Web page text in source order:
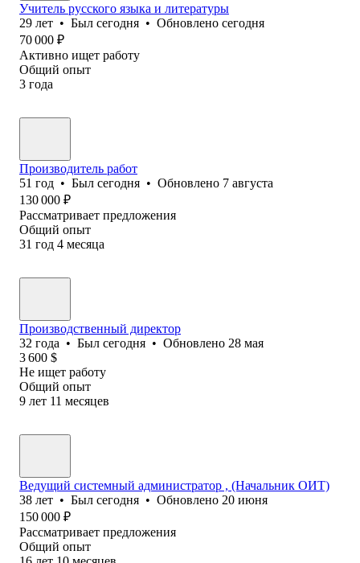
Учитель русского языка и литературы
29 лет • Был сегодня • Обновлено сегодня
70 000 ₽
Активно ищет работу
Общий опыт
3 года
Производитель работ
51 год • Был сегодня • Обновлено 7 августа
130 000 ₽
Рассматривает предложения
Общий опыт
31 год 4 месяца
Производственный директор
32 года • Был сегодня • Обновлено 28 мая
3 600 $
Не ищет работу
Общий опыт
9 лет 11 месяцев
Ведущий системный администратор , (Начальник ОИТ)
38 лет • Был сегодня • Обновлено 20 июня
150 000 ₽
Рассматривает предложения
Общий опыт